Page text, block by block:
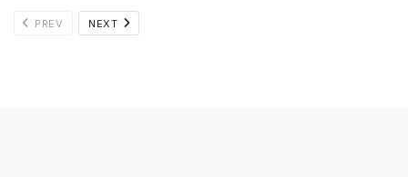
PREV NEXT